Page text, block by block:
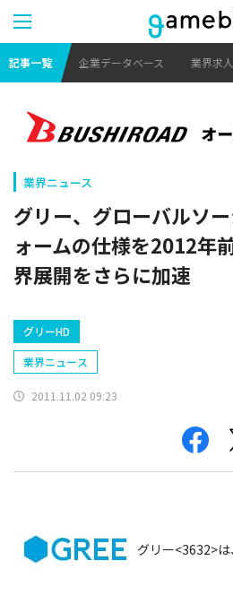
記事一覧 企業データベース 業界求
業界ニュース
グリー、グローバルソ
ォームの仕様を2012年
界展開をさらに加速
グリーHD
業界ニュース
2011.11.02 09:23
グリー<3632>